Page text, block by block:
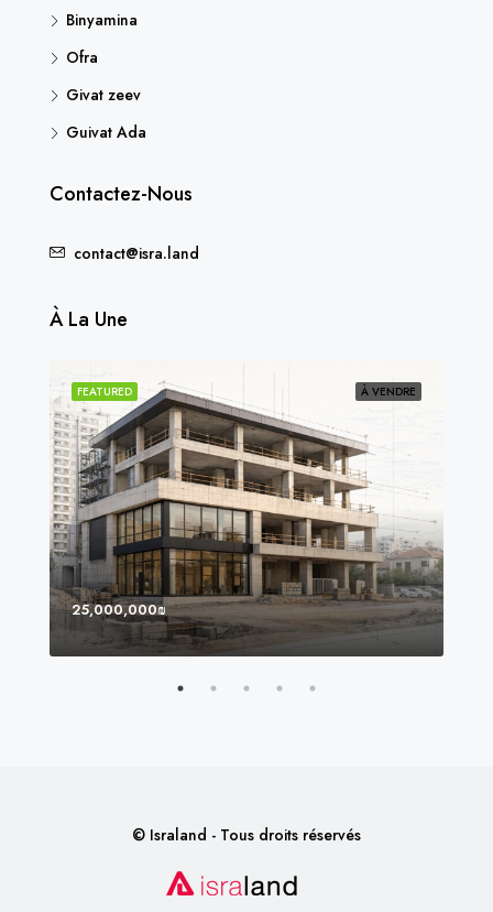
Binyamina
Ofra
Givat zeev
Guivat Ada
Contactez-Nous
contact@isra.land
À La Une
À VENDRE
FEATURED
25,000,000₪
© Israland - Tous droits réservés